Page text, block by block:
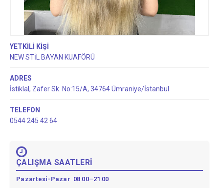
YETKİLİ KİŞİ
NEW STİL BAYAN KUAFÖRÜ
ADRES
İstiklal, Zafer Sk. No:15/A, 34764 Ümraniye/İstanbul
TELEFON
0544 245 42 64
ÇALIŞMA SAATLERİ
Pazartesi-Pazar 08:00–21:00